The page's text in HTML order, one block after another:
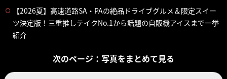
【2026夏】高速道路SA・PAの絶品ドライブグルメ＆限定スイー
ツ決定版！三重推しテイクNo.1から話題の自販機アイスまで一挙
紹介
次のページ：写真をまとめて見る